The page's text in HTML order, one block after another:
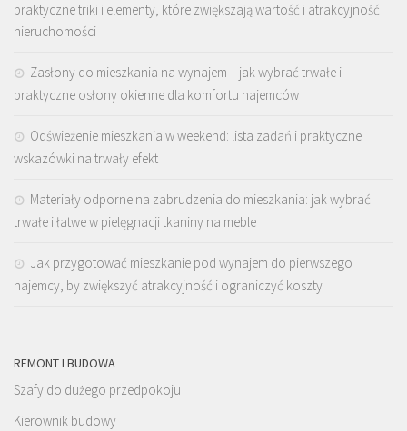
praktyczne triki i elementy, które zwiększają wartość i atrakcyjność
nieruchomości
Zasłony do mieszkania na wynajem – jak wybrać trwałe i
praktyczne osłony okienne dla komfortu najemców
Odświeżenie mieszkania w weekend: lista zadań i praktyczne
wskazówki na trwały efekt
Materiały odporne na zabrudzenia do mieszkania: jak wybrać
trwałe i łatwe w pielęgnacji tkaniny na meble
Jak przygotować mieszkanie pod wynajem do pierwszego
najemcy, by zwiększyć atrakcyjność i ograniczyć koszty
REMONT I BUDOWA
Szafy do dużego przedpokoju
Kierownik budowy